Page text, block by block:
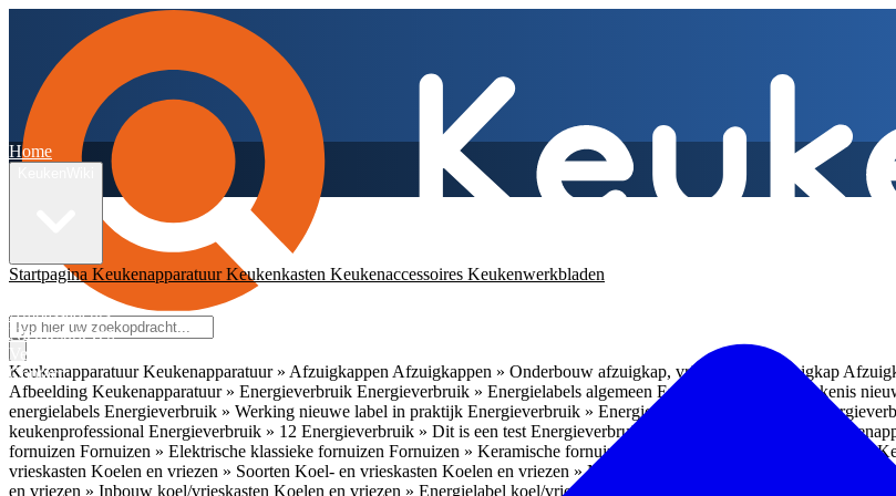
KeukenapparatuurKeukenapparatuur » Afzuigkappen Afzuigkappen » Onderbouw afzuigkap, vrijhangende afzuigkap
Afbeelding Keukenapparatuur » Energieverbruik Energieverbruik » Energielabels algemeen Energieverbruik » Betekenis
energielabels Energieverbruik » Werking nieuwe label in praktijk Energieverbruik » Energieverbruik in de praktijk
keukenprofessional Energieverbruik » 12 Energieverbruik » Dit is een test Energieverbruik » 1
fornuizen Fornuizen » Elektrische klassieke fornuizen Fornuizen » Keramische fornuizen Keukenapparatuur » Inbouwlades
vrieskasten Koelen en vriezen » Soorten Koel- en vrieskasten Koelen en vriezen » Nismaten Koelen en vriezen » Vrijstaande
en vriezen » Inbouw koel/vrieskasten Koelen en vriezen » Energielabel koel/vrieskasten
Home
Startpagina KeukenapparatuurKeukenkasten Keukenaccessoires Keukenwerkbladen
Ambassadeurs
Nieuwsbrieven
Veelgestelde vragen
Contact